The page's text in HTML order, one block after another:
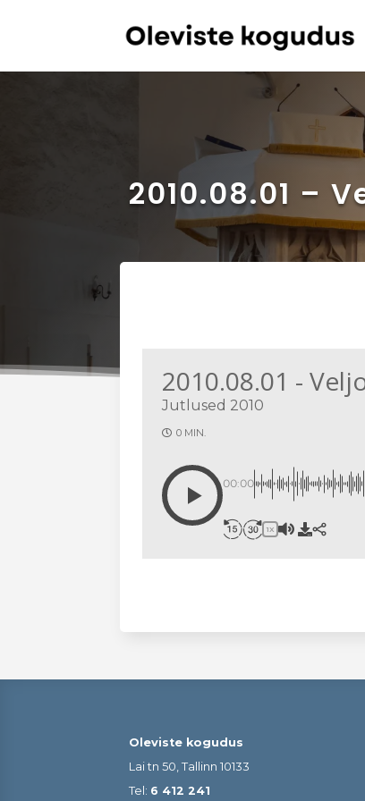
2010.08.01 –
2010.08.01 -
Jutlused 2010
0 MIN.
00:00
1X
Oleviste kogudus
Lai tn 50, Tallinn 10133
Tel: 6 412 241